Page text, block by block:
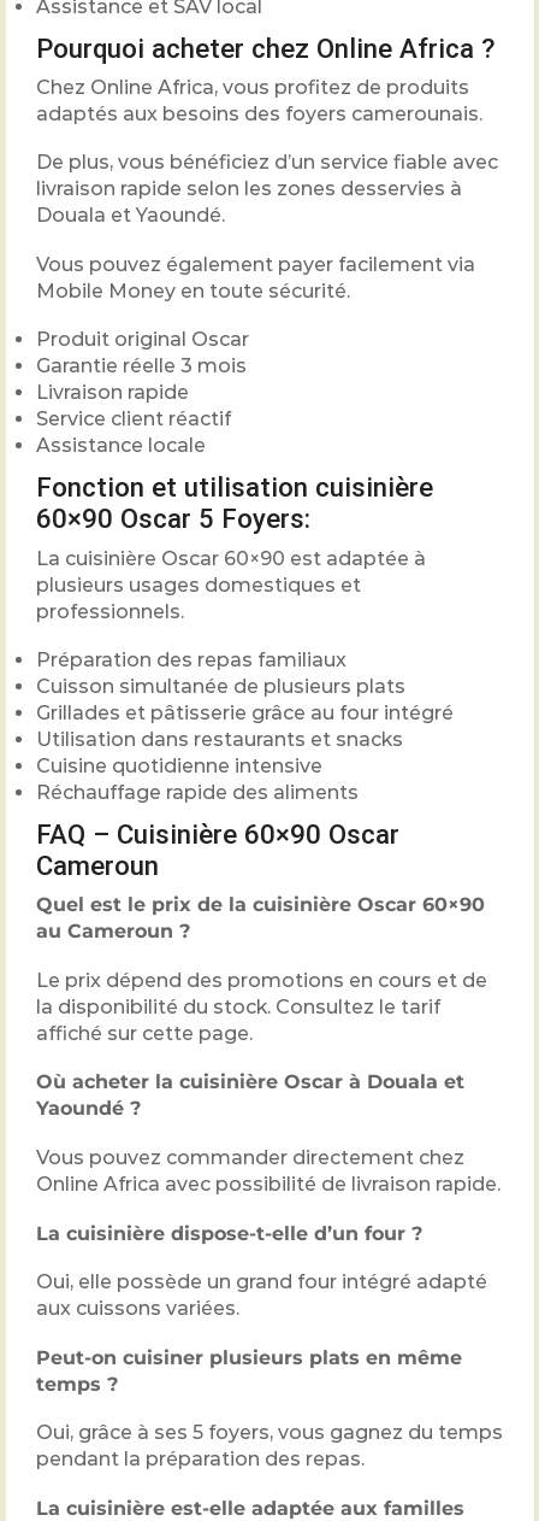
Assistance et SAV local
Pourquoi acheter chez Online Africa ?
Chez Online Africa, vous profitez de produits
adaptés aux besoins des foyers camerounais.
De plus, vous bénéficiez d’un service fiable avec
livraison rapide selon les zones desservies à
Douala et Yaoundé.
Vous pouvez également payer facilement via
Mobile Money en toute sécurité.
Produit original Oscar
Garantie réelle 3 mois
Livraison rapide
Service client réactif
Assistance locale
Fonction et utilisation cuisinière
60×90 Oscar 5 Foyers:
La cuisinière Oscar 60×90 est adaptée à
plusieurs usages domestiques et
professionnels.
Préparation des repas familiaux
Cuisson simultanée de plusieurs plats
Grillades et pâtisserie grâce au four intégré
Utilisation dans restaurants et snacks
Cuisine quotidienne intensive
Réchauffage rapide des aliments
FAQ – Cuisinière 60×90 Oscar
Cameroun
Quel est le prix de la cuisinière Oscar 60×90
au Cameroun ?
Le prix dépend des promotions en cours et de
la disponibilité du stock. Consultez le tarif
affiché sur cette page.
Où acheter la cuisinière Oscar à Douala et
Yaoundé ?
Vous pouvez commander directement chez
Online Africa avec possibilité de livraison rapide.
La cuisinière dispose-t-elle d’un four ?
Oui, elle possède un grand four intégré adapté
aux cuissons variées.
Peut-on cuisiner plusieurs plats en même
temps ?
Oui, grâce à ses 5 foyers, vous gagnez du temps
pendant la préparation des repas.
La cuisinière est-elle adaptée aux familles